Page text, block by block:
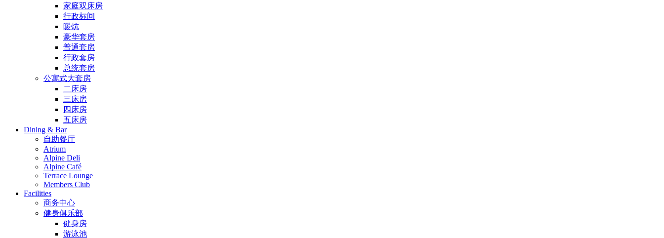
家庭双床房
行政标间
暖炕
豪华套房
普通套房
行政套房
总统套房
公寓式大套房
二床房
三床房
四床房
五床房
Dining & Bar
自助餐厅
Atrium
Alpine Deli
Alpine Café
Terrace Lounge
Members Club
Facilities
商务中心
健身俱乐部
健身房
游泳池